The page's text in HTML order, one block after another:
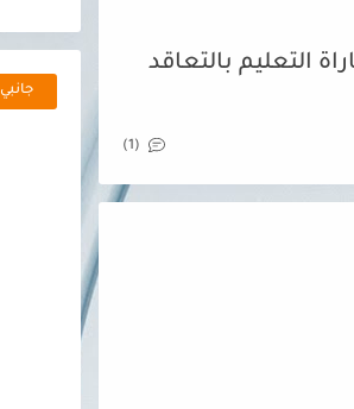
التعليم بالتعاقد
(1)
جانبي